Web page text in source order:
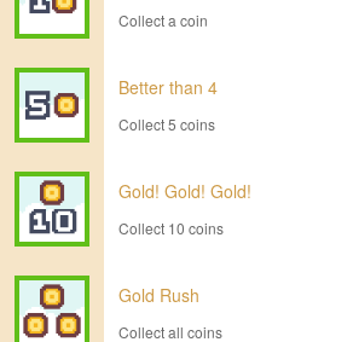
Collect a coin
Better than 4
Collect 5 coins
Gold! Gold! Gold!
Collect 10 coins
Gold Rush
Collect all coins